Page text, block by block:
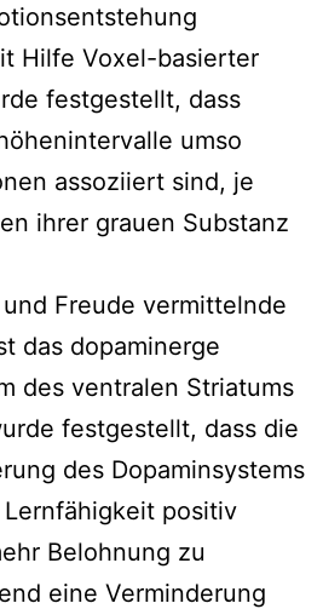
Hilfe Voxel-basierter
festgestellt, dass
umso
assoziiert sind, je
ihrer grauen Substanz
Freude vermittelnde
das dopaminerge
des ventralen Striatums
festgestellt, dass die
des Dopaminsystems
positiv
Belohnung zu
eine Verminderung